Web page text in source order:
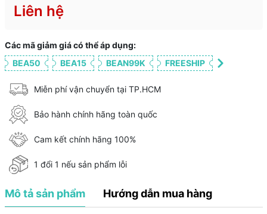
Liên hệ
Các mã giảm giá có thể áp dụng:
BEA50
BEA15 BEAN99K FREESHIP
Miễn phí vận chuyển tại TP.HCM
Bảo hành chính hãng toàn quốc
Cam kết chính hãng 100%
1 đổi 1 nếu sản phẩm lỗi
Mô tả sản phẩm Hướng dẫn mua hàng